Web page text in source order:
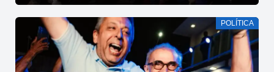
POLÍTICA